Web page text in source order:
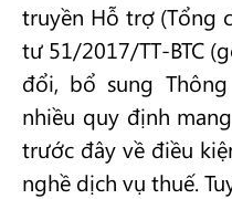
truyền Hỗ trợ (Tổng
tư 51/2017/TT-BTC
đổi, bổ sung
nhiều quy định
trước đây về điều
nghề dịch vụ thuế.